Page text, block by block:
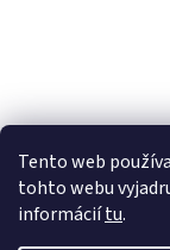
Tento web
tohto webu
informáciítu.